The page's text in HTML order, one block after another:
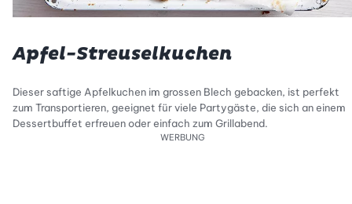
Apfel-Streuselkuchen
Dieser saftige Apfelkuchen im grossen Blech gebacken, ist perfekt
zum Transportieren, geeignet für viele Partygäste, die sich an einem
Dessertbuffet erfreuen oder einfach zum Grillabend.
WERBUNG